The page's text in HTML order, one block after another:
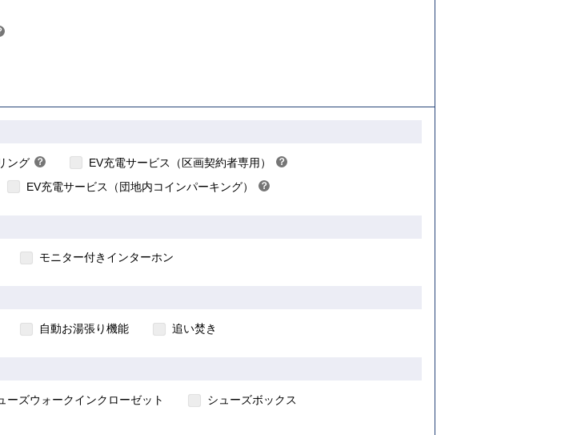
ング ？
ン
EV充電サービス（区画契約者専用） ？
ら
EV充電サービス（団地内コインパーキング） ？
こちら
モニター付きインターホン
自動お湯張り機能 追い焚き
ーズウォークインクローゼット
シューズボックス